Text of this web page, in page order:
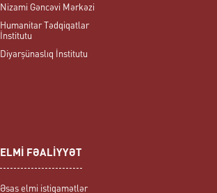
Nizami Gəncəvi Mərkəzi
Humanitar Tədqiqatlar
İnstitutu
Diyarşünaslıq İnstitutu
ELMİ FƏALİYYƏT
Əsas elmi istiqamətlər